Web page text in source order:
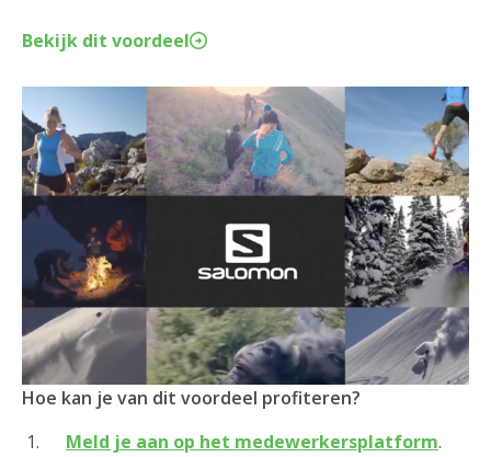
Bekijk dit voordeel
Hoe kan je van dit voordeel profiteren?
Meld je aan op het medewerkersplatform.